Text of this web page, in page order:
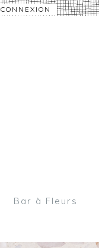
CONNEXION
Bar à Fleurs